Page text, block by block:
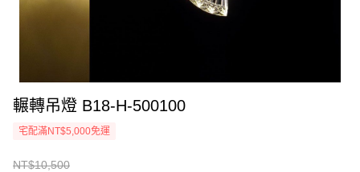
輾轉吊燈 B18-H-500100
宅配滿NT$5,000免運
NT$10,500